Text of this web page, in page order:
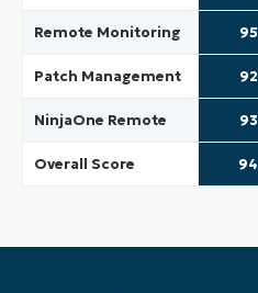
Remote Monitoring 95
Patch Management 92
NinjaOne Remote 93
Overall Score 94